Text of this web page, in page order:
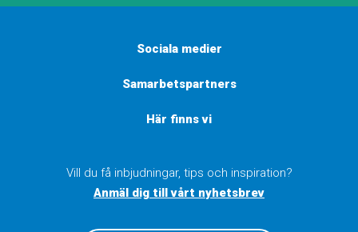
Sociala medier
Samarbetspartners
Här finns vi
Vill du få inbjudningar, tips och inspiration?
Anmäl dig till vårt nyhetsbrev